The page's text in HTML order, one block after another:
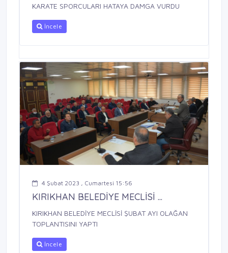
KARATE SPORCULARI HATAYA DAMGA VURDU
İncele
4 Şubat 2023 , Cumartesi 15:56
KIRIKHAN BELEDİYE MECLİSİ ...
KIRIKHAN BELEDİYE MECLİSİ ŞUBAT AYI OLAĞAN
TOPLANTISINI YAPTI
İncele